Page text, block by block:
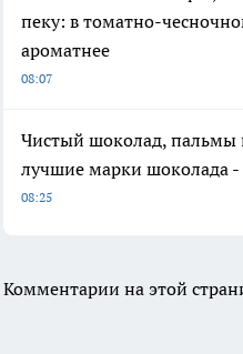
пеку: в томатно-
ароматнее
08:07
Чистый шоколад, пальмы
лучшие марки шоколада -
08:25
Комментарии на этой